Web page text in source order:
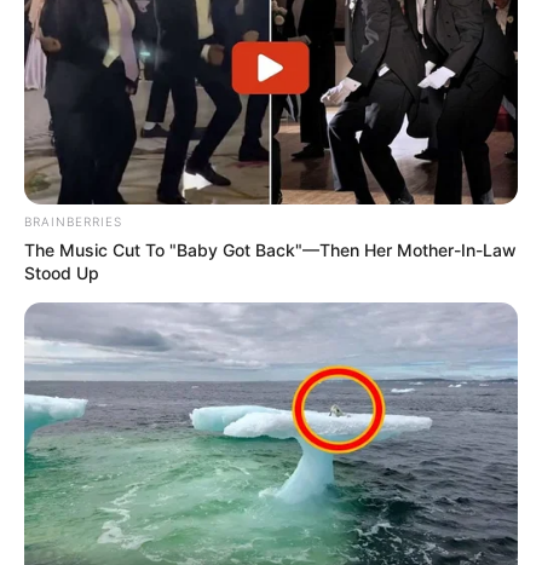
BRAINBERRIES
The Music Cut To "Baby Got Back"—Then Her Mother-In-Law
Stood Up